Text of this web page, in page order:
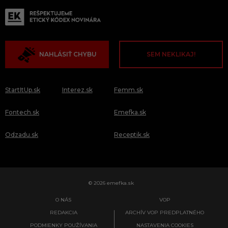
NAHLÁSIŤ CHYBU SEM NEKLIKAJ!
StartItUp.sk
Fontech.sk
Odzadu.sk
Interez.sk Femm.sk
Emefka.sk
Receptik.sk
© 2026 emefka.sk
O NÁS
REDAKCIA
PODMIENKY POUŽÍVANIA
VOP
ARCHÍV VOP PREDPLATNÉHO
NASTAVENIA COOKIES